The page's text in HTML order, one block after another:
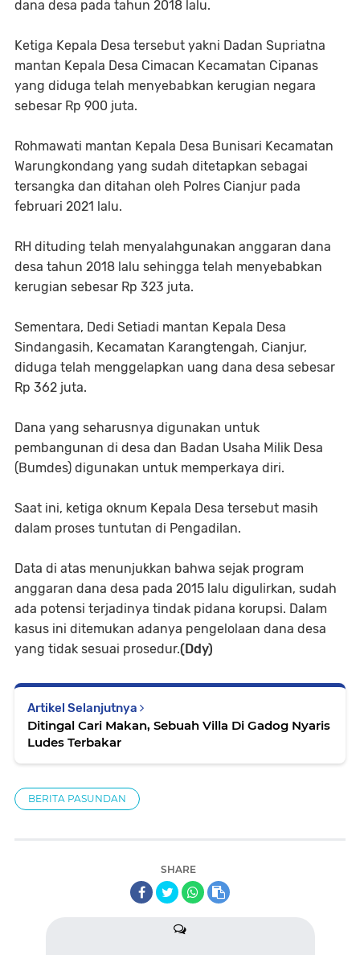
dana desa pada tahun 2018 lalu.
Ketiga Kepala Desa tersebut yakni Dadan Supriatna
mantan Kepala Desa Cimacan Kecamatan Cipanas
yang diduga telah menyebabkan kerugian negara
sebesar Rp 900 juta.
Rohmawati mantan Kepala Desa Bunisari Kecamatan
Warungkondang yang sudah ditetapkan sebagai
tersangka dan ditahan oleh Polres Cianjur pada
februari 2021 lalu.
RH dituding telah menyalahgunakan anggaran dana
desa tahun 2018 lalu sehingga telah menyebabkan
kerugian sebesar Rp 323 juta.
Sementara, Dedi Setiadi mantan Kepala Desa
Sindangasih, Kecamatan Karangtengah, Cianjur,
diduga telah menggelapkan uang dana desa sebesar
Rp 362 juta.
Dana yang seharusnya digunakan untuk
pembangunan di desa dan Badan Usaha Milik Desa
(Bumdes) digunakan untuk memperkaya diri.
Saat ini, ketiga oknum Kepala Desa tersebut masih
dalam proses tuntutan di Pengadilan.
Data di atas menunjukkan bahwa sejak program
anggaran dana desa pada 2015 lalu digulirkan, sudah
ada potensi terjadinya tindak pidana korupsi. Dalam
kasus ini ditemukan adanya pengelolaan dana desa
yang tidak sesuai prosedur.(Ddy)
Artikel Selanjutnya
Ditingal Cari Makan, Sebuah Villa Di Gadog Nyaris
Ludes Terbakar
BERITA PASUNDAN
SHARE